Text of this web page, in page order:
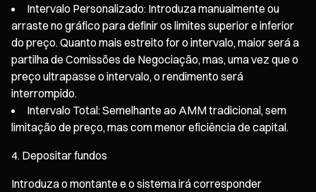
Intervalo Personalizado: Introduza manualmente ou
arraste no gráfico para definir os limites superior e inferior
do preço. Quanto mais estreito for o intervalo, maior será a
partilha de Comissões de Negociação, mas, uma vez que o
preço ultrapasse o intervalo, o rendimento será
interrompido.
Intervalo Total: Semelhante ao AMM tradicional, sem
limitação de preço, mas com menor eficiência de capital.
Depositar fundos
Introduza o montante e o sistema irá corresponder